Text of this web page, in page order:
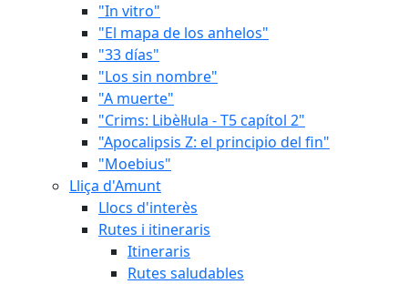
"In vitro"
"El mapa de los anhelos"
"33 días"
"Los sin nombre"
"A muerte"
"Crims: Libèl·lula - T5 capítol 2"
"Apocalipsis Z: el principio del fin"
"Moebius"
Lliça d'Amunt
Llocs d'interès
Rutes i itineraris
Itineraris
Rutes saludables